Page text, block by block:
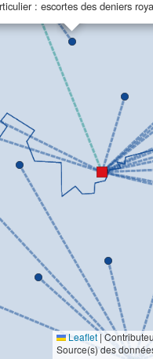
: escortes des deniers
Leaflet |
Source(s) des